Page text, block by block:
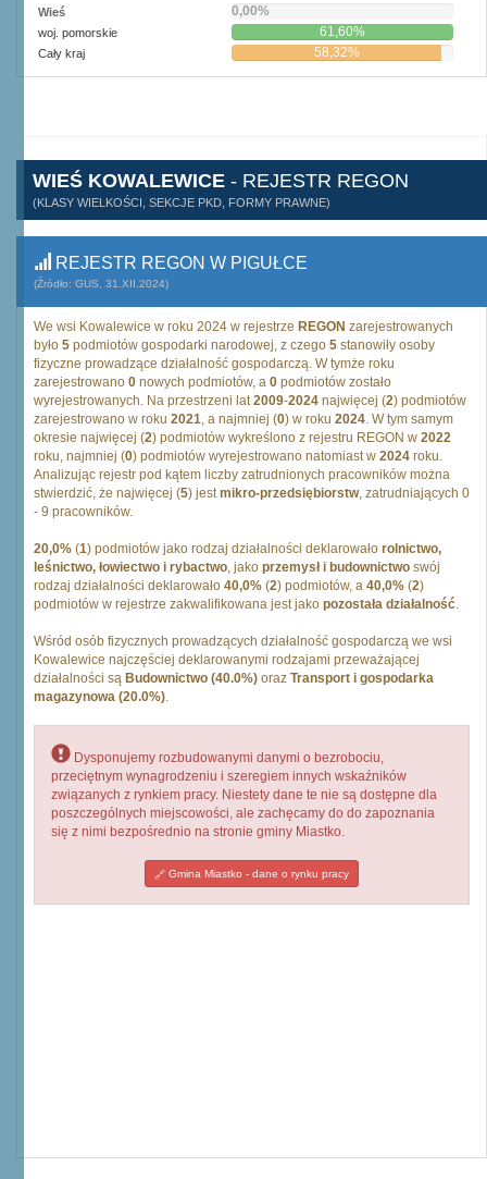
Wieś 0,00%
woj. pomorskie 61,60%
Cały kraj 58,32%
WIEŚ KOWALEWICE - REJESTR REGON
(KLASY WIELKOŚCI, SEKCJE PKD, FORMY PRAWNE)
REJESTR REGON W PIGUŁCE
(Źródło: GUS, 31.XII.2024)
We wsi Kowalewice w roku 2024 w rejestrze REGON zarejestrowanych
było 5 podmiotów gospodarki narodowej, z czego 5 stanowiły osoby
fizyczne prowadzące działalność gospodarczą. W tymże roku
zarejestrowano 0 nowych podmiotów, a 0 podmiotów zostało
wyrejestrowanych. Na przestrzeni lat2009-2024 najwięcej (2) podmiotów
zarejestrowano w roku 2021, a najmniej (0) w roku 2024. W tym samym
okresie najwięcej (2) podmiotów wykreślono z rejestru REGON w 2022
roku, najmniej (0) podmiotów wyrejestrowano natomiast w 2024 roku.
Analizując rejestr pod kątem liczby zatrudnionych pracowników można
stwierdzić, że najwięcej (5) jestmikro-przedsiębiorstw, zatrudniających 0
- 9 pracowników.
20,0% (1) podmiotów jako rodzaj działalności deklarowało rolnictwo,
leśnictwo, łowiectwo i rybactwo, jako przemysł i budownictwo swój
rodzaj działalności deklarowało 40,0% (2) podmiotów, a 40,0% (2)
podmiotów w rejestrze zakwalifikowana jest jako pozostała działalność.
Wśród osób fizycznych prowadzących działalność gospodarczą we wsi
Kowalewice najczęściej deklarowanymi rodzajami przeważającej
działalności są Budownictwo (40.0%) oraz Transport i gospodarka
magazynowa (20.0%).
Dysponujemy rozbudowanymi danymi o bezrobociu,
przeciętnym wynagrodzeniu i szeregiem innych wskaźników
związanych z rynkiem pracy. Niestety dane te nie są dostępne dla
poszczególnych miejscowości, ale zachęcamy do do zapoznania
się z nimi bezpośrednio na stronie gminy Miastko.
Gmina Miastko - dane o rynku pracy